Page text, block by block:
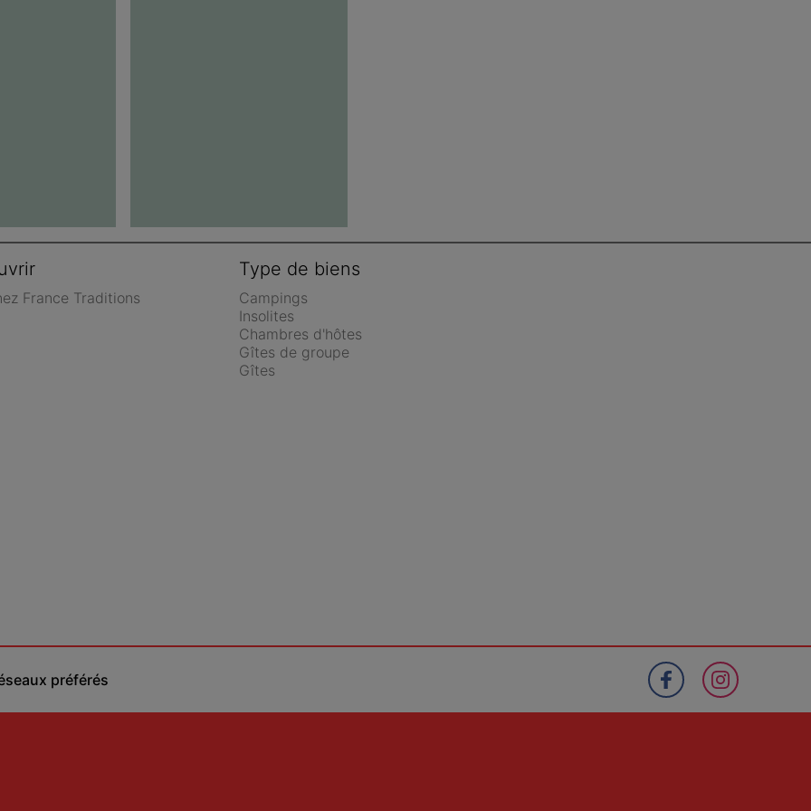
France Traditions
Type de biens
Campings
Insolites
Chambres d'hôtes
Gîtes de groupe
Gîtes
préférés